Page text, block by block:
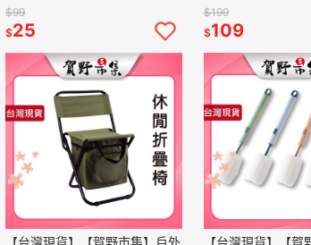
屜 推拉門 滑門 玻璃門 窗戶 簡
易型 自帶黏膠 多用途
$99
$25
水龍頭 防濺水 廚房
藻土
$199
$109